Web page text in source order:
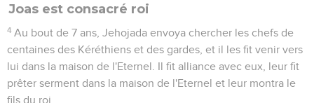
Joas est consacré roi
4 Au bout de 7 ans, Jehojada envoya chercher les chefs de
centaines des Kéréthiens et des gardes, et il les fit venir vers
lui dans la maison de l'Eternel. Il fit alliance avec eux, leur fit
prêter serment dans la maison de l'Eternel et leur montra le
fils du roi.